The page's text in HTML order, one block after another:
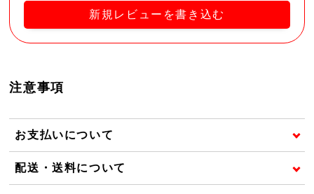
新規レビューを書き込む
注意事項
お支払いについて
配送・送料について